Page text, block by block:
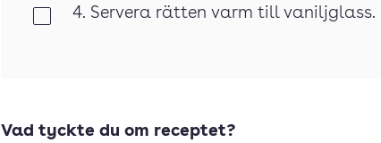
4. Servera rätten varm till
Vad tyckte du om receptet?